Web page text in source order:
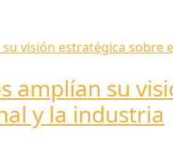
amplían su
y la industria